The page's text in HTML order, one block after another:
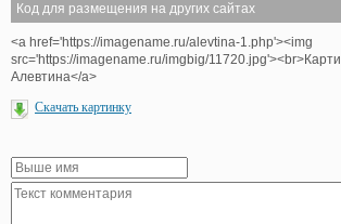
Код для размещения на других сайтах
<a href='https://imagename.ru/alevtina-1.php'><img
src='https://imagename.ru/imgbig/
Алевтина</a>
Скачать картинку